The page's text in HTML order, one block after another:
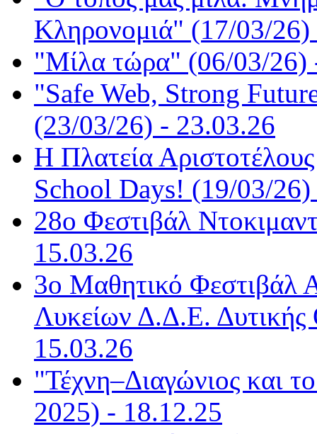
Κληρονομιά" (17/03/
"Μίλα τώρα" (06/03/26)
"Safe Web, Strong
(23/03/26) - 23.03.26
Η Πλατεία
School Days! (19/03/
28ο Φεστιβάλ
15.03.26
3ο Μαθητικό Φεστιβάλ
Λυκείων Δ.Δ.Ε.
15.03.26
"Τέχνη–Διαγώνιος και
2025) - 18.12.25